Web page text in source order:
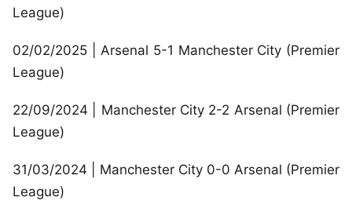
League)
02/02/2025 | Arsenal 5-1 Manchester City (Premier
League)
22/09/2024 | Manchester City 2-2 Arsenal (Premier
League)
31/03/2024 | Manchester City 0-0 Arsenal (Premier
League)